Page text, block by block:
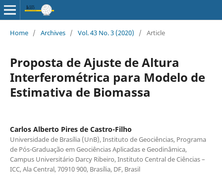
Home / Archives / Vol. 43 No. 3 (2020) / Article
Proposta de Ajuste de Altura
Interferométrica para Modelo de
Estimativa de Biomassa
Carlos Alberto Pires de Castro-Filho
Universidade de Brasília (UnB), Instituto de Geociências, Programa
de Pós-Graduação em Geociências Aplicadas e Geodinâmica,
Campus Universitário Darcy Ribeiro, Instituto Central de Ciências –
ICC, Ala Central, 70910 900, Brasília, DF, Brasil